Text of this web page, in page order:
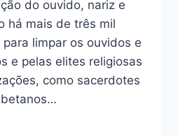
do ouvido, nariz e
há mais de três mil
limpar os ouvidos e
e pelas elites religiosas
como sacerdotes